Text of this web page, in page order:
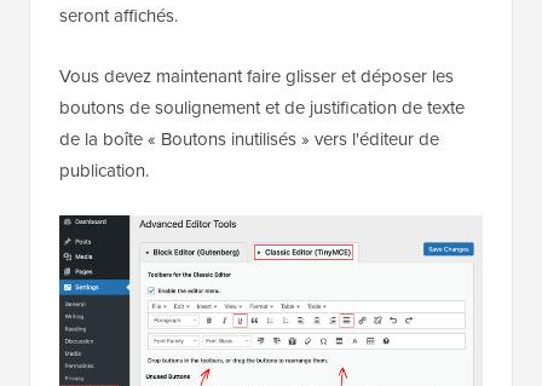
seront affichés.
Vous devez maintenant faire glisser et déposer les
boutons de soulignement et de justification de texte
de la boîte « Boutons inutilisés » vers l'éditeur de
publication.